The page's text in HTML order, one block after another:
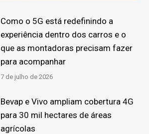
Como o 5G está redefinindo a
experiência dentro dos carros e o
que as montadoras precisam fazer
para acompanhar
7 de julho de 2026
Bevap e Vivo ampliam cobertura 4G
para 30 mil hectares de áreas
agrícolas